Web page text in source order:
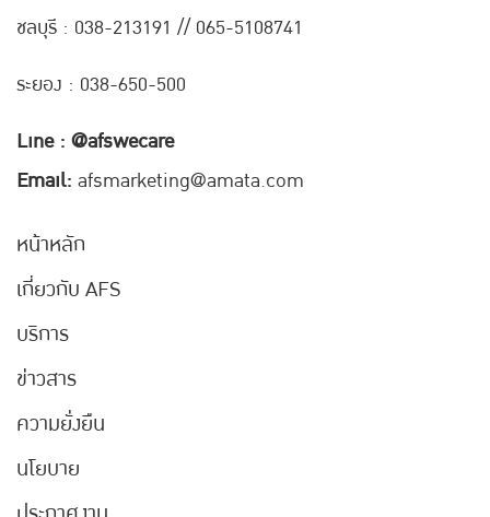
ชลบุรี : 038-213191 // 065-5108741
ระยอง : 038-650-500
Line : @afswecare
Email: afsmarketing@amata.com
หน้าหลัก
เกี่ยวกับ AFS
บริการ
ข่าวสาร
ความยั่งยืน
นโยบาย